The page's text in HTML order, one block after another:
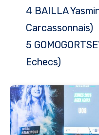
4 BAILLA
Carcassonnais)
5
Echecs)